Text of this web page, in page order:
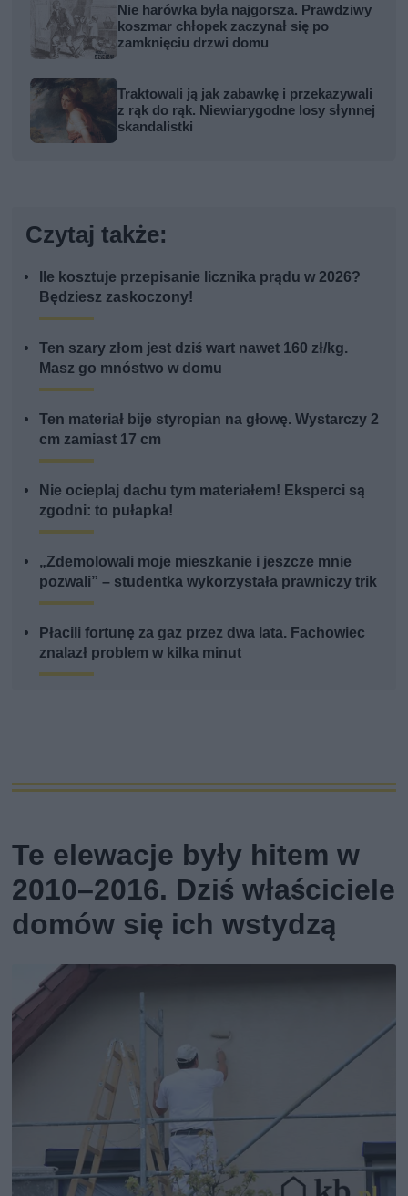
Nie harówka była najgorsza. Prawdziwy
koszmar chłopek zaczynał się po
zamknięciu drzwi domu
Traktowali ją jak zabawkę i przekazywali
z rąk do rąk. Niewiarygodne losy słynnej
skandalistki
Czytaj także:
Ile kosztuje przepisanie licznika prądu w 2026?
Będziesz zaskoczony!
Ten szary złom jest dziś wart nawet 160 zł/kg.
Masz go mnóstwo w domu
Ten materiał bije styropian na głowę. Wystarczy 2
cm zamiast 17 cm
Nie ocieplaj dachu tym materiałem! Eksperci są
zgodni: to pułapka!
„Zdemolowali moje mieszkanie i jeszcze mnie
pozwali” – studentka wykorzystała prawniczy trik
Płacili fortunę za gaz przez dwa lata. Fachowiec
znalazł problem w kilka minut
Te elewacje były hitem w
2010–2016. Dziś właściciele
domów się ich wstydzą